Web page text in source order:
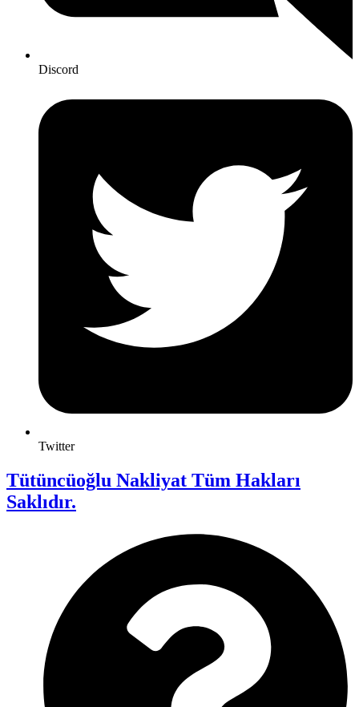
Discord
Twitter
Tütüncüoğlu Nakliyat Tüm Hakları
Saklıdır.